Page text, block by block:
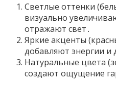
Светлые оттенки
визуально
отражают свет․
Яркие акценты
добавляют энергии и
Натуральные цвета
создают ощущение